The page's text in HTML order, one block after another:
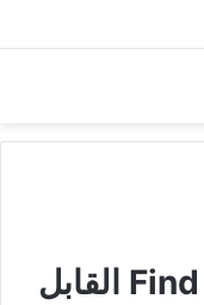
مراجعة جوال Find N2 Flip القابل